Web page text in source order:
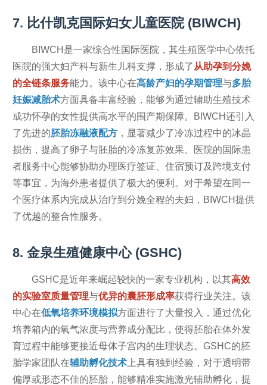
7. 比什凯克国际妇女儿童医院 (BIWCH)
BIWCH是一家综合性国际医院，其生殖医学中心依托
医院的强大妇产科与新生儿科支撑，形成了 从助孕到分娩
的全链条服务能力。该中心在高龄产妇的孕期管理与多胎
妊娠减胎术方面具备丰富经验，能够为通过辅助生殖技术
成功怀孕的女性提供高水平的围产期保障。BIWCH还引入
了先进的胚胎冻融液配方，显著减少了冷冻过程中的冰晶
损伤，提高了卵子与胚胎的冷冻复苏效果。医院的国际患
者服务中心能够协助办理医疗签证、住宿预订及跨境支付
等事宜，为海外患者提供了极大的便利。对于希望在同一
个医疗体系内完成从治疗到分娩全程的夫妇，BIWCH提供
了优越的整合性服务。
8. 金泉生殖健康中心 (GSHC)
GSHC是近年来崛起较快的一家专业机构，以其高效
的实验室质量管理与优异的囊胚形成率获得行业关注。该
中心在低氧培养环境模拟方面进行了大量投入，通过优化
培养箱内的氧气浓度与营养成分配比，使得胚胎在体外发
育过程中能够更接近母体子宫内的生理状态。GSHC的胚
胎学家团队在辅助孵化技术上具有独到经验，对于透明带
偏厚或形态不佳的胚胎，能够精准实施激光辅助孵化，提